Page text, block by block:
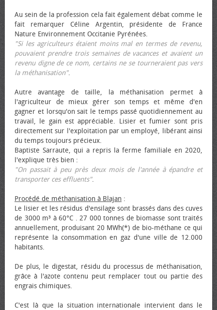
Au sein de la profession cela fait également débat comme le
fait remarquer Céline Argentin, présidente de France
Nature Environnement Occitanie Pyrénées.
"Si les agriculteurs étaient moins mal en termes de revenu,
pouvaient prendre trois semaines de vacances et avaient un
revenu digne de ce nom, certains ne se tourneraient pas vers
la méthanisation".
Autre avantage de taille, la méthanisation permet à
l'agriculteur de mieux gérer son temps et même d'en
gagner et lorsqu'on sait le temps passé quotidiennement au
travail, le gain est appréciable. Lisier et fumier sont pris
directement sur l'exploitation par un employé, libérant ainsi
du temps toujours précieux.
Baptiste Sarraute, qui a repris la ferme familiale en 2020,
l'explique très bien :
"On passait à peu près deux mois de l'année à épandre et
transporter ces effluents".
Procédé de méthanisation à Blajan :
Le lisier et les résidus d'ensilage sont brassés dans des cuves
de 3000 m³ à 60°C . 27 000 tonnes de biomasse sont traités
annuellement, produisant 20 MWh(*) de bio-méthane ce qui
représente la consommation en gaz d'une ville de 12.000
habitants.
De plus, le digestat, résidu du processus de méthanisation,
grâce à l'azote contenu peut remplacer tout ou partie des
engrais chimiques.
C'est là que la situation internationale intervient dans le